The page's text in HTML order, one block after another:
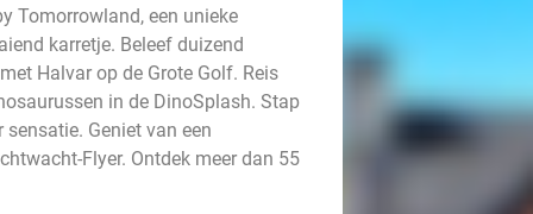
Tomorrowland, een unieke
karretje. Beleef duizend
Halvar op de Grote Golf. Reis
in de DinoSplash. Stap
Geniet van een
Flyer. Ontdek meer dan 55